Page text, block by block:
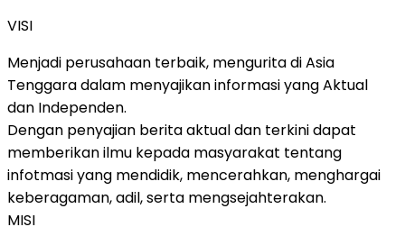
VISI
Menjadi perusahaan terbaik, mengurita di Asia
Tenggara dalam menyajikan informasi yang Aktual
dan Independen.
Dengan penyajian berita aktual dan terkini dapat
memberikan ilmu kepada masyarakat tentang
infotmasi yang mendidik, mencerahkan, menghargai
keberagaman, adil, serta mengsejahterakan.
MISI